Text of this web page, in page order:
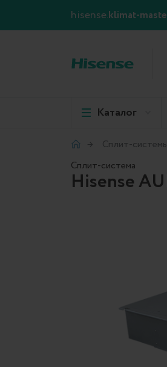
hisense.klimat-
Каталог
Сплит-
Сплит-система
Hisense